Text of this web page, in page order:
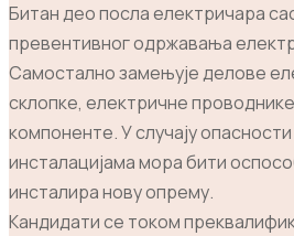
Битан део посла електричара
превентивног одржавања
Самостално замењује делове
склопке, електричне
компоненте. У случају
инсталацијама мора бити
инсталира нову опрему.
Кандидати се током